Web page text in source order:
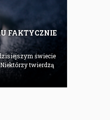
FAKTYCZNIE
świecie
twierdzą